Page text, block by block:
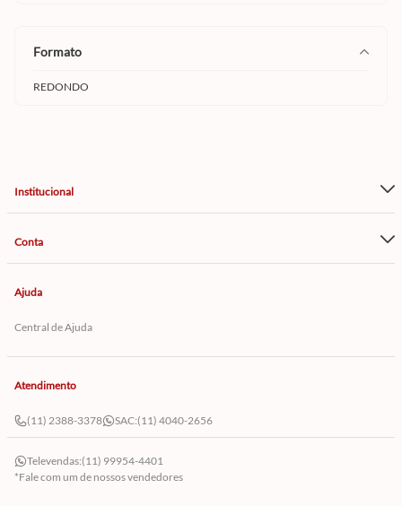
formato
REDONDO
Institucional
Conta
Ajuda
Central de Ajuda
Atendimento
(11) 2388-3378 SAC:(11) 4040-2656
Televendas:(11) 99954-4401
*Fale com um de nossos vendedores